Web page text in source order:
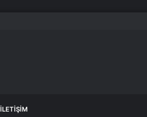
İLETIŞIM